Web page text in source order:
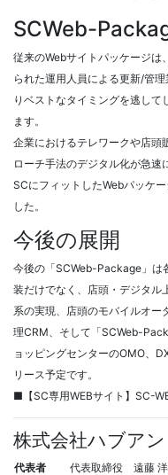
SCWeb-
従来のWebサイトパッケージは
られた運用人員による更新/管
りベストなタイミングを逃し
ます。
企業におけるテレワークや店頭
ローチ手法のデジタル化が急
SCにフィットしたWebパッケ
した。
今後の展開
今後の「SCWeb-Package」は
装だけでなく、店頭・デジタル
系の実現、店頭のモバイルオー
理CRM、そして「SCWeb-
ョッピングセンターのOMO、
リース予定です。
■【SC専用WEBサイト】SC-
株式会社ハブア
代表者
代表取締役 遠藤